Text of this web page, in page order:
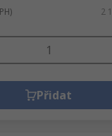
2
Přidat